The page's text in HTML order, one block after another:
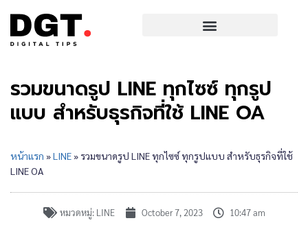
รวมขนาดรูป LINE ทุกไซซ์ ทุกรูป
แบบ สำหรับธุรกิจที่ใช้ LINE OA
หน้าแรก »LINE» รวมขนาดรูป LINE ทุกไซซ์ ทุกรูปแบบ สำหรับธุรกิจที่ใช้
LINE OA
หมวดหมู่: LINE October 7, 2023 10:47 am